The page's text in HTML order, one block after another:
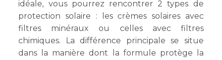
idéale, vous pourrez rencontrer 2 types de
protection solaire : les crèmes solaires avec
filtres minéraux ou celles avec filtres
chimiques. La différence principale se situe
dans la manière dont la formule protège la